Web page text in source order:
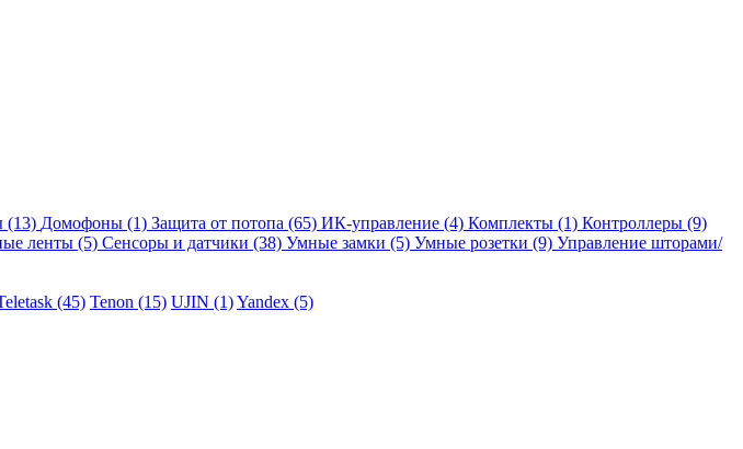
(13) Домофоны (1) Защита от потопа (65) ИК-управление (4) Комплекты (1) Контроллеры (9)
ленты (5) Сенсоры и датчики (38) Умные замки (5) Умные розетки (9) Управление шторами/
(45) Tenon (15) UJIN (1)Yandex (5)